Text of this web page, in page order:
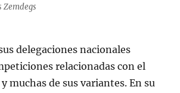
Zemdegs
delegaciones nacionales
relacionadas con el
muchas de sus variantes. En su